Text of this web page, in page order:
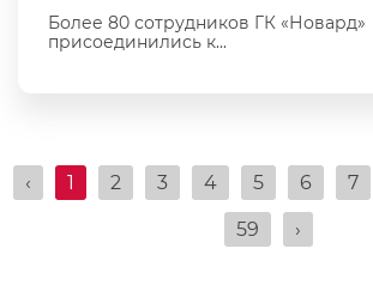
Более 80 сотрудников ГК «Новард»
присоединились к...
‹ 1 2 3 4 5 6 7
59 ›